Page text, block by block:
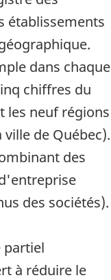
établissements
dans chaque
chiffres du
les neuf régions
de Québec).
des
des sociétés).
partiel
à réduire le